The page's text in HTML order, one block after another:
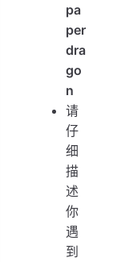
pa
per
dra
go
n
请
仔
细
描
述
你
遇
到